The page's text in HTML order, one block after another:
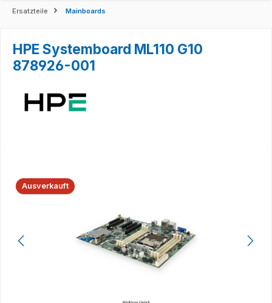
Ersatzteile Mainboards
HPE Systemboard ML110 G10
878926-001
Bildergalerie überspringen
Ausverkauft